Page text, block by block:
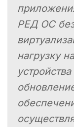
РЕД ОС
нагрузку